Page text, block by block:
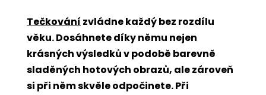
Tečkování zvládne každý bez rozdílu
věku. Dosáhnete díky němu nejen
krásných výsledků v podobě barevně
sladěných hotových obrazů, ale zároveň
si při něm skvěle odpočinete. Při